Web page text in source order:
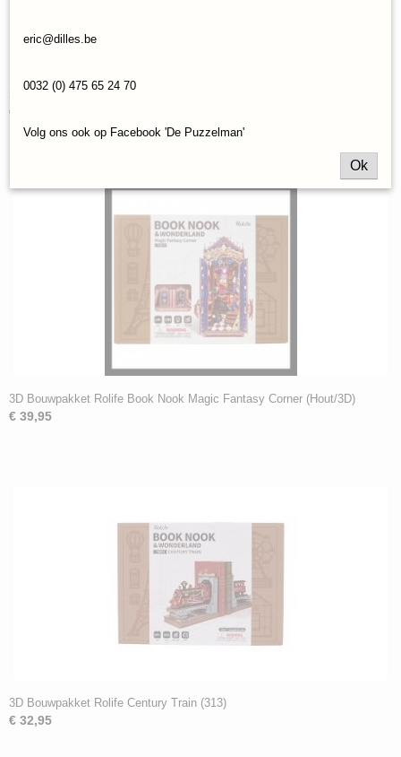
3D Bouwpakket Rolife A Frame Cabin (336)
€ 49,95
3D Bouwpakket Rolife Book Nook Magic Fantasy Corner (Hout/3D)
€ 39,95
3D Bouwpakket Rolife Century Train (313)
€ 32,95
eric@dilles.be
0032 (0) 475 65 24 70
Volg ons ook op Facebook 'De Puzzelman'
Ok